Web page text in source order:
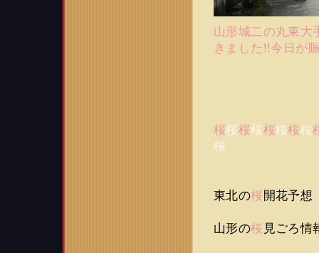
山形城二の丸東大
きました!!今日が
桜桜桜桜桜桜桜桜
桜
東北の桜開花
山形の桜 見ご